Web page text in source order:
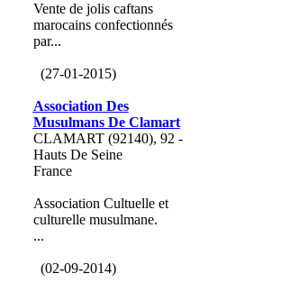
Vente de jolis caftans
marocains confectionnés
par...
(27-01-2015)
Association Des
Musulmans De Clamart
CLAMART (92140), 92 -
Hauts De Seine
France
Association Cultuelle et
culturelle musulmane.
...
(02-09-2014)